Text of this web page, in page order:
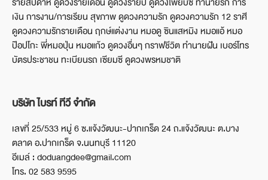
เงิน การงาน/การเรียน สุขภาพ ดูดวงความรัก ดูดวงความรัก 12 ราศี
ดูดวงความรักรายเดือน ฤกษ์แต่งงาน หมอดู ซินแสหมิง หมอแอ้ หมอ
ป๊อปโกะ พี่หมอปุ่น หมอแก้ว ดูดวงอื่นๆ กราฟชีวิต ทำนายฝัน เบอร์โทร
บัตรประชาชน ทะเบียนรถ เซียมซี ดูดวงพรหมชาติ
บริษัท ไบรท์ ทีวี จำกัด
เลขที่ 25/533 หมู่ 6 ซ.แจ้งวัฒนะ-ปากเกร็ด 24 ถ.แจ้งวัฒนะ ต.บาง
ตลาด อ.ปากเกร็ด จ.นนทบุรี 11120
อีเมล์ : doduangdee@gmail.com
โทร. 02 583 9595